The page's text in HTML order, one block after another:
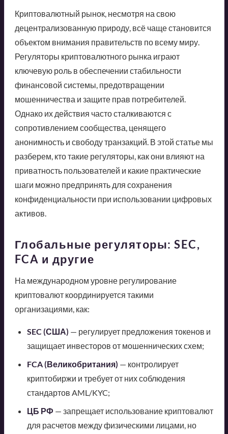
Криптовалютный рынок, несмотря на свою
децентрализованную природу, всё чаще становится
объектом внимания правительств по всему миру.
Регуляторы криптовалютного рынка играют
ключевую роль в обеспечении стабильности
финансовой системы, предотвращении
мошенничества и защите прав потребителей.
Однако их действия часто сталкиваются с
сопротивлением сообщества, ценящего
анонимность и свободу транзакций. В этой статье мы
разберем, кто такие регуляторы, как они влияют на
приватность пользователей и какие практические
шаги можно предпринять для сохранения
конфиденциальности при использовании цифровых
активов.
Глобальные регуляторы: SEC,
FCA и другие
На международном уровне регулирование
криптовалют координируется такими
организациями, как:
SEC (США) — регулирует предложения токенов и
защищает инвесторов от мошеннических схем;
FCA (Великобритания) — контролирует
криптобиржи и требует от них соблюдения
стандартов AML/KYC;
ЦБ РФ — запрещает использование криптовалют
для расчетов между физическими лицами, но